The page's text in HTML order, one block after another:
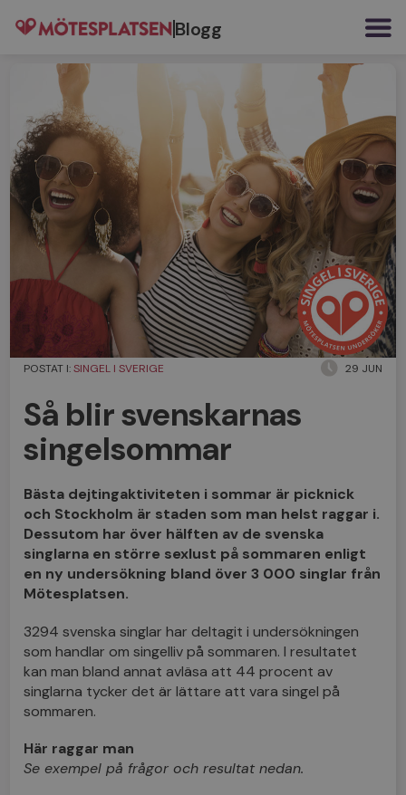
Blogg
POSTAT I:SINGEL I SVERIGE 29 JUN
Så blir svenskarnas
singelsommar
Bästa dejtingaktiviteten i sommar är picknick
och Stockholm är staden som man helst raggar i.
Dessutom har över hälften av de svenska
singlarna en större sexlust på sommaren enligt
en ny undersökning bland över 3 000 singlar från
Mötesplatsen.
3294 svenska singlar har deltagit i undersökningen
som handlar om singelliv på sommaren. I resultatet
kan man bland annat avläsa att 44 procent av
singlarna tycker det är lättare att vara singel på
sommaren.
Här raggar man
Se exempel på frågor och resultat nedan.